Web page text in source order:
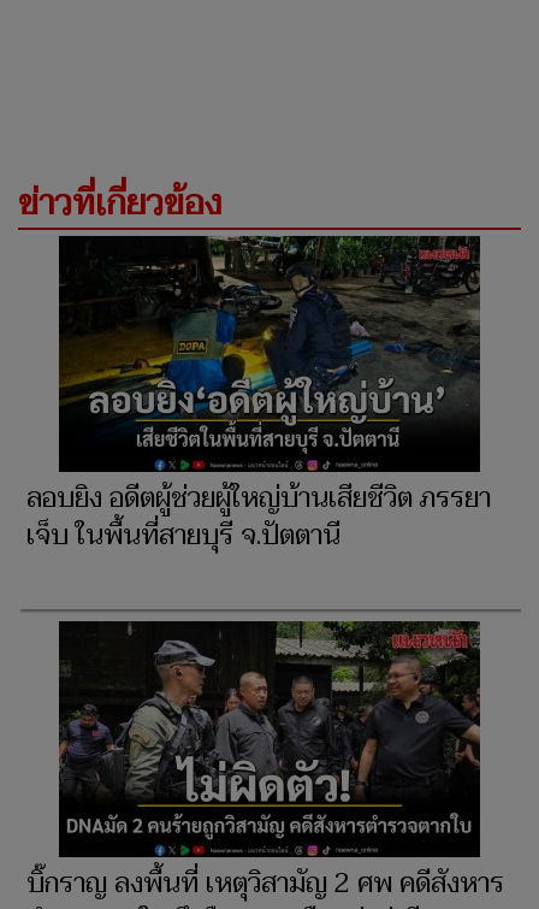
ข่าวที่เกี่ยวข้อง
ลอบยิง อดีตผู้ช่วยผู้ใหญ่บ้านเสียชีวิต ภรรยา
เจ็บ ในพื้นที่สายบุรี จ.ปัตตานี
บิ๊กราญ ลงพื้นที่ เหตุวิสามัญ 2 ศพ คดีสังหาร